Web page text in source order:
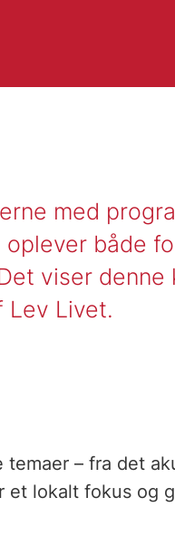
med
både
viser denne
Lev Livet.
– fra det
et lokalt fokus og